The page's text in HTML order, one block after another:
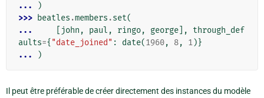
...
)
>>> beatles .members .set(
...
john , paul , ringo, george ],
through_def
aults={ "date_joined" : date(1960, 8, 1)}
...
)
Il peut être préférable de créer directement des instances du modèle